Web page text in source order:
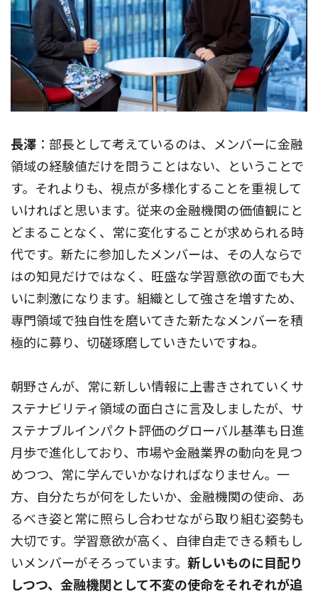
長澤 ：部長として考えているのは、メンバーに金融
領域の経験値だけを問うことはない、ということで
す。それよりも、視点が多様化することを重視して
いければと思います。従来の金融機関の価値観にと
どまることなく、常に変化することが求められる時
代です。新たに参加したメンバーは、その人ならで
はの知見だけではなく、旺盛な学習意欲の面でも大
いに刺激になります。組織として強さを増すため、
専門領域で独自性を磨いてきた新たなメンバーを積
極的に募り、切磋琢磨していきたいですね。
朝野さんが、常に新しい情報に上書きされていくサ
ステナビリティ領域の面白さに言及しましたが、サ
ステナブルインパクト評価のグローバル基準も日進
月歩で進化しており、市場や金融業界の動向を見つ
めつつ、常に学んでいかなければなりません。一
方、自分たちが何をしたいか、金融機関の使命、あ
るべき姿と常に照らし合わせながら取り組む姿勢も
大切です。学習意欲が高く、自律自走できる頼もし
いメンバーがそろっています。 新しいものに目配り
しつつ、金融機関として不変の使命をそれぞれが追